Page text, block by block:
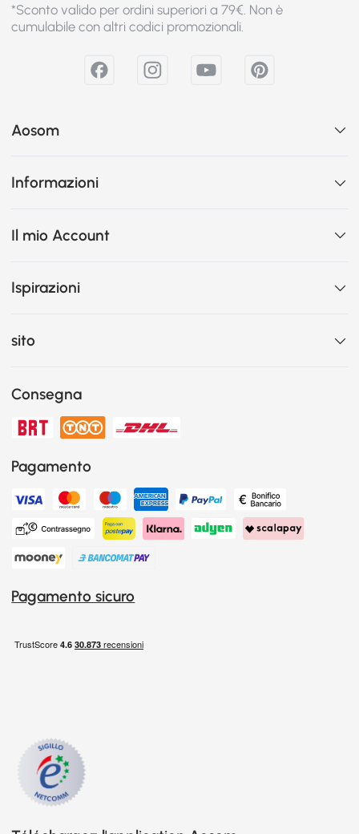
*Sconto valido per ordini superiori a 79€. Non è
cumulabile con altri codici promozionali.
Aosom
Informazioni
Il mio Account
Ispirazioni
sito
Consegna
Pagamento
Pagamento sicuro